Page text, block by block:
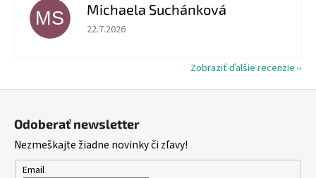
MS Michaela Suchánková
Hodnotenie obchodu je 5 z 5 hviezdičiek.
22.7.2026
Zobraziť ďalšie recenzie
Odoberať newsletter
Nezmeškajte žiadne novinky či zľavy!
Email